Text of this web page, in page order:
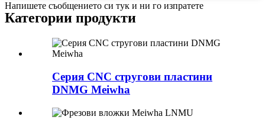
Напишете съобщението си тук и ни го изпратете
Категории продукти
Серия CNC стругови пластини
DNMG Meiwha